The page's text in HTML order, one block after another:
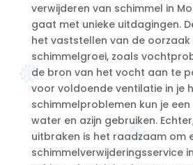
verwijderen van schimmel in
gaat met unieke uitdagingen.​
het vaststellen van de oorzaak
schimmelgroei, zoals
de bron van het vocht aan te
voor voldoende ventilatie in je
schimmelproblemen kun je
water en azijn gebruiken.​
uitbraken is het raadzaam om
schimmelverwijderingsservice